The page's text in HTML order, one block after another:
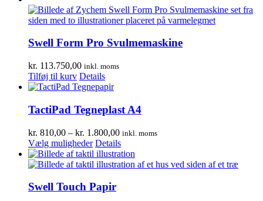
Swell Form Pro Svulmemaskine
kr. 113.750,00 inkl. moms
Tilføj til kurv Details
TactiPad Tegneplast A4
kr. 810,00 – kr. 1.800,00Prisinterval:
kr. 810,00
til
kr. 1.800,00
inkl. moms
Vælg muligheder Dette
vare
har
varianter.
Mulighederne
Details
Swell Touch Papir